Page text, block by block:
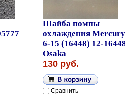
Шайба помпы
охлаждения Mercury
6-15 (16448) 12-
Osaka
130 руб.
Сравнить